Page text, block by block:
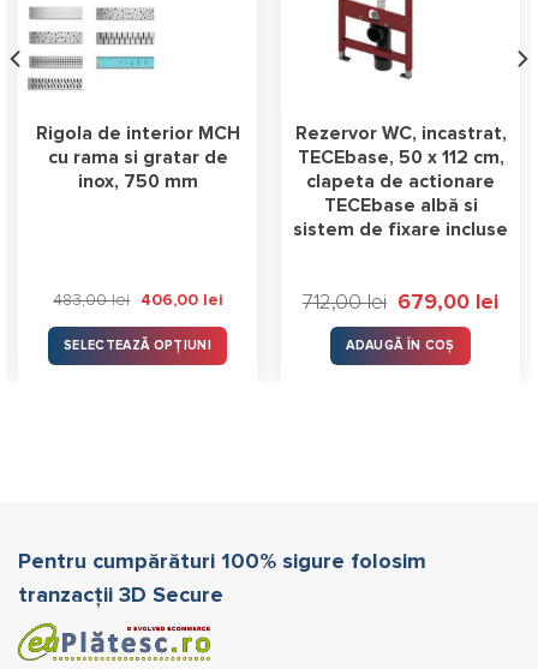
Rigola de interior MCH
cu rama si gratar de
inox, 750 mm
483,00lei 406,00 lei
SELECTEAZĂ OPȚIUNI
pot
alese
în
pagina
Rezervor WC, incastrat,
TECEbase, 50 x 112 cm,
clapeta de actionare
TECEbase albă si
sistem de fixare incluse
712,00lei
Prețul
a
fost:
712,00 lei.
679,00 leiPrețul
ADAUGĂ ÎN COȘ
Pentru cumpărături 100% sigure folosim
tranzacții 3D Secure